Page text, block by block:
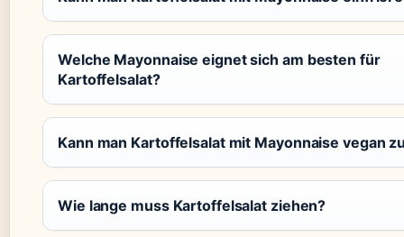
Welche Mayonnaise eignet sich am besten für
Kartoffelsalat?
Kann man Kartoffelsalat mit Mayonnaise vegan
Wie lange muss Kartoffelsalat ziehen?